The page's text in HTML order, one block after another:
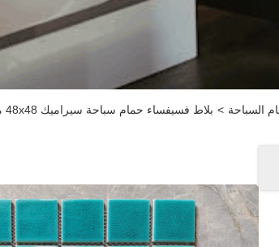
السباحة > بلاط فسيفساء حمام سباحة سيراميك 48x48 مم أزرق وأبيض متصدع بالجليد